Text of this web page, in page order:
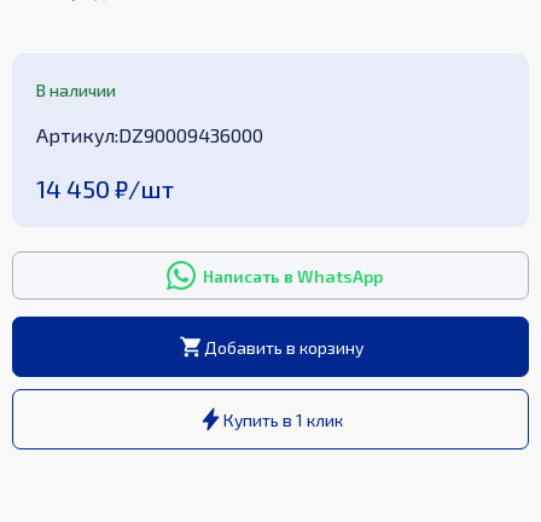
В наличии
Aртикул:DZ90009436000
14 450 ₽/шт
Написать в WhatsApp
Добавить в корзину
Купить в 1 клик